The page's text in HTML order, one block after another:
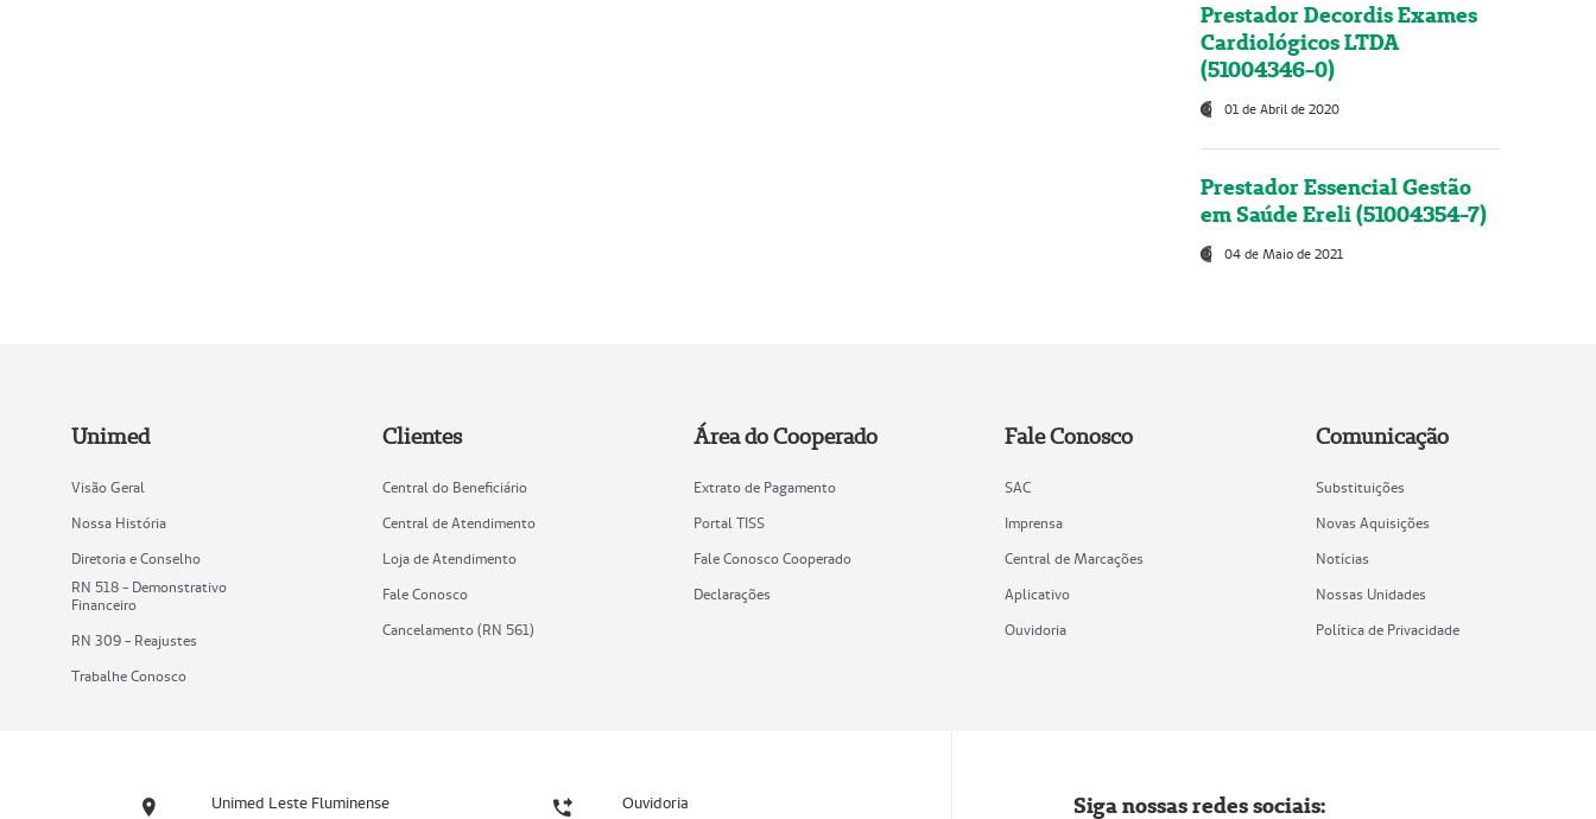
Prestador Decordis Exames
Cardiológicos LTDA
(51004346-0)
01 de Abril de 2020
Prestador Essencial Gestão
em Saúde Ereli (51004354-7)
04 de Maio de 2021
Unimed
Visão Geral
Nossa História
Diretoria e Conselho
RN 518 - Demonstrativo
Financeiro
RN 309 - Reajustes
Trabalhe Conosco
Clientes
Central do Beneficiário
Central de Atendimento
Loja de Atendimento
Fale Conosco
Cancelamento (RN 561)
Área do Cooperado
Extrato de Pagamento
Portal TISS
Fale Conosco Cooperado
Declarações
Fale Conosco
SAC
Imprensa
Central de Marcações
Aplicativo
Ouvidoria
Comunicação
Substituições
Novas Aquisições
Notícias
Nossas Unidades
Política de Privacidade
Unimed Leste Fluminense Ouvidoria Siga nossas redes sociais: